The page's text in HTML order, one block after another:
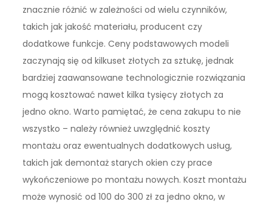
znacznie różnić w zależności od wielu czynników,
takich jak jakość materiału, producent czy
dodatkowe funkcje. Ceny podstawowych modeli
zaczynają się od kilkuset złotych za sztukę, jednak
bardziej zaawansowane technologicznie rozwiązania
mogą kosztować nawet kilka tysięcy złotych za
jedno okno. Warto pamiętać, że cena zakupu to nie
wszystko – należy również uwzględnić koszty
montażu oraz ewentualnych dodatkowych usług,
takich jak demontaż starych okien czy prace
wykończeniowe po montażu nowych. Koszt montażu
może wynosić od 100 do 300 zł za jedno okno, w